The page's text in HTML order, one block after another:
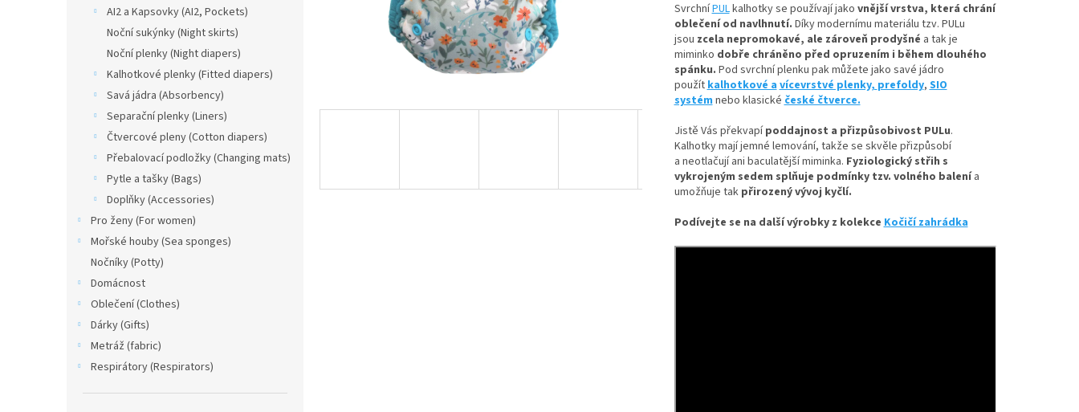
AI2 a Kapsovky (AI2, Pockets)
Noční sukýnky (Night skirts)
Noční plenky (Night diapers)
Kalhotkové plenky (Fitted diapers)
Savá jádra (Absorbency)
Separační plenky (Liners)
Čtvercové pleny (Cotton diapers)
Přebalovací podložky (Changing mats)
Pytle a tašky (Bags)
Doplňky (Accessories)
Pro ženy (For women)
Mořské houby (Sea sponges)
Nočníky (Potty)
Domácnost
Oblečení (Clothes)
Dárky (Gifts)
Metráž (fabric)
Respirátory (Respirators)
SvrchníPULkalhotky se používají jako vnější vrstva, která chrání
oblečení od navlhnutí. Díkymodernímu materiálu tzv. PULu
jsou zcela nepromokavé, ale zároveň prodyšné a tak je
miminko dobře chráněno před opruzením i během dlouhého
spánku. Pod svrchní plenku pak můžete jako savé jádro
použítkalhotkové avícevrstvé plenky,prefoldy,SIO
systémnebo klasickéčeské čtverce.
Jistě Vás překvapípoddajnost a přizpůsobivost PULu.
Kalhotky mají jemné lemování, takže se skvěle přizpůsobí
a neotlačují ani baculatější miminka. Fyziologický střih s
vykrojeným sedem splňuje podmínky tzv. volného balenía
umožňuje tak přirozený vývoj kyčlí.
Podívejte se na další výrobky z kolekceKočičí zahrádka